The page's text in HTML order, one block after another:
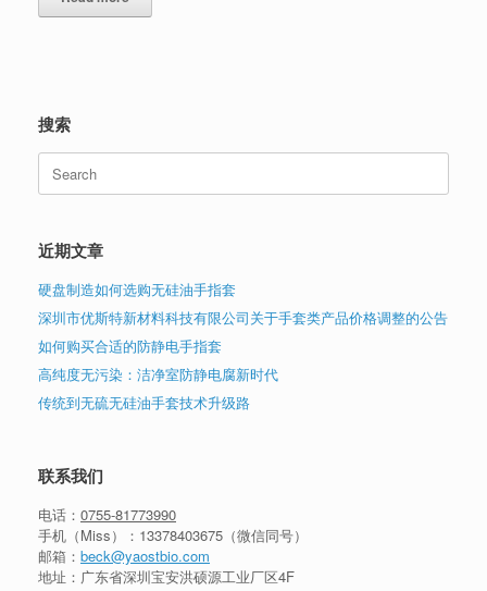
搜索
for:
近期文章
硬盘制造如何选购无硅油手指套
深圳市优斯特新材料科技有限公司关于手套类产品价格调整的公告
如何购买合适的防静电手指套
高纯度无污染：洁净室防静电腐新时代
传统到无硫无硅油手套技术升级路
联系我们
电话： 0755-81773990
手机（Miss）： 13378403675 （微信同号）
邮箱： beck@yaostbio.com
地址：广东省深圳宝安洪硕源工业厂区4F